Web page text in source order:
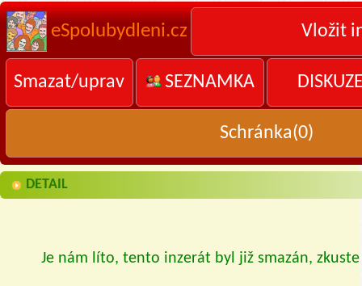
eSpolubydleni.cz Vložit
Smazat/uprav SEZNAMKA
Schránka(0)
DETAIL
Je nám líto, tento inzerát byl již smazán,